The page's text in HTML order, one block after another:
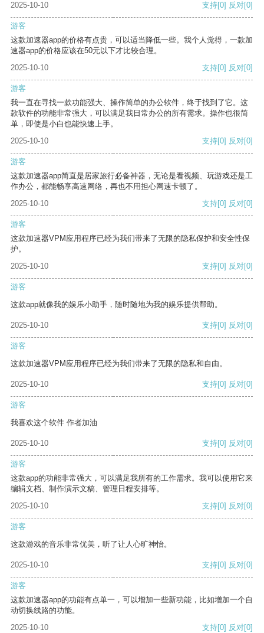
2025-10-10 支持[0] 反对[0]
游客
这款加速器app的价格有点贵，可以适当降低一些。我个人觉得，一款加
速器app的价格应该在50元以下才比较合理。
2025-10-10
支持[0] 反对[0]
游客
我一直在寻找一款功能强大、操作简单的办公软件，终于找到了它。这
款软件的功能非常强大，可以满足我日常办公的所有需求。操作也很简
单，即使是小白也能快速上手。
2025-10-10
支持[0] 反对[0]
游客
这款加速器app简直是居家旅行必备神器，无论是看视频、玩游戏还是工
作办公，都能畅享高速网络，再也不用担心网速卡顿了。
2025-10-10
支持[0] 反对[0]
游客
这款加速器VPM应用程序已经为我们带来了无限的隐私保护和安全性保
护。
2025-10-10
支持[0] 反对[0]
游客
这款app就像我的娱乐小助手，随时随地为我的娱乐提供帮助。
2025-10-10 支持[0] 反对[0]
游客
这款加速器VPM应用程序已经为我们带来了无限的隐私和自由。
2025-10-10 支持[0] 反对[0]
游客
我喜欢这个软件 作者加油
2025-10-10 支持[0] 反对[0]
游客
这款app的功能非常强大，可以满足我所有的工作需求。我可以使用它来
编辑文档、制作演示文稿、管理日程安排等。
2025-10-10
支持[0] 反对[0]
游客
这款游戏的音乐非常优美，听了让人心旷神怡。
2025-10-10 支持[0] 反对[0]
游客
这款加速器app的功能有点单一，可以增加一些新功能，比如增加一个自
动切换线路的功能。
2025-10-10
支持[0] 反对[0]